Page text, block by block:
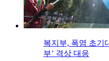
복지부, 폭염 초기
부’ 격상 대응